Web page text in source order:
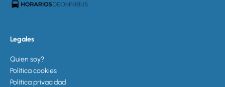
Legales
Quien soy?
Política cookies
Política privacidad